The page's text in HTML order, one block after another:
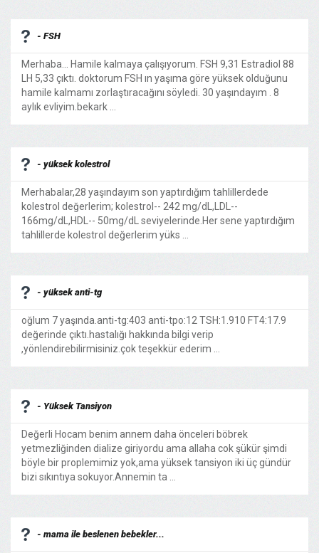
- FSH
Merhaba... Hamile kalmaya çalışıyorum. FSH 9,31 Estradiol 88
LH 5,33 çıktı. doktorum FSH ın yaşıma göre yüksek olduğunu
hamile kalmamı zorlaştıracağını söyledi. 30 yaşındayım . 8
aylık evliyim.bekark ...
- yüksek kolestrol
Merhabalar,28 yaşındayım son yaptırdığım tahlillerdede
kolestrol değerlerim; kolestrol-- 242 mg/dL,LDL--
166mg/dL,HDL-- 50mg/dL seviyelerinde.Her sene yaptırdığım
tahlillerde kolestrol değerlerim yüks ...
- yüksek anti-tg
oğlum 7 yaşında.anti-tg:403 anti-tpo:12 TSH:1.910 FT4:17.9
değerinde çıktı.hastalığı hakkında bilgi verip
,yönlendirebilirmisiniz.çok teşekkür ederim ...
- Yüksek Tansiyon
Değerli Hocam benim annem daha önceleri böbrek
yetmezliğinden dialize giriyordu ama allaha cok şükür şimdi
böyle bir proplemimiz yok,ama yüksek tansiyon iki üç gündür
bizi sıkıntıya sokuyor.Annemin ta ...
- mama ile beslenen bebekler...